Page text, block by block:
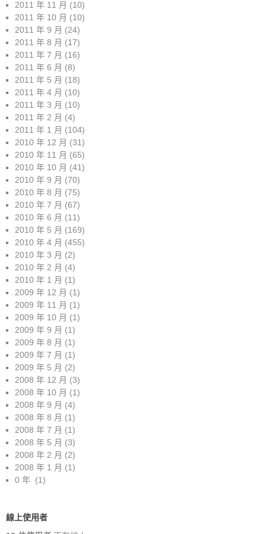
2011 年 11 月 (10)
2011 年 10 月 (10)
2011 年 9 月 (24)
2011 年 8 月 (17)
2011 年 7 月 (16)
2011 年 6 月 (8)
2011 年 5 月 (18)
2011 年 4 月 (10)
2011 年 3 月 (10)
2011 年 2 月 (4)
2011 年 1 月 (104)
2010 年 12 月 (31)
2010 年 11 月 (65)
2010 年 10 月 (41)
2010 年 9 月 (70)
2010 年 8 月 (75)
2010 年 7 月 (67)
2010 年 6 月 (11)
2010 年 5 月 (169)
2010 年 4 月 (455)
2010 年 3 月 (2)
2010 年 2 月 (4)
2010 年 1 月 (1)
2009 年 12 月 (1)
2009 年 11 月 (1)
2009 年 10 月 (1)
2009 年 9 月 (1)
2009 年 8 月 (1)
2009 年 7 月 (1)
2009 年 5 月 (2)
2008 年 12 月 (3)
2008 年 10 月 (1)
2008 年 9 月 (4)
2008 年 8 月 (1)
2008 年 7 月 (1)
2008 年 5 月 (3)
2008 年 2 月 (2)
2008 年 1 月 (1)
0 年 (1)
線上使用者